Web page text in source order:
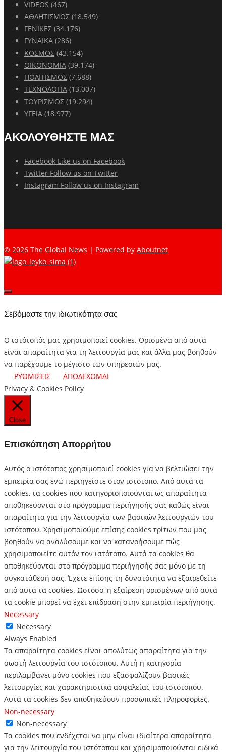
VIDEOS (467)
ΑΘΛΗΤΙΣΜΟΣ (18.549)
ΓΕΝΙΚΕΣ (34.176)
ΓΥΝΑΙΚΑ (286)
ΚΟΣΜΟΣ (43.154)
ΟΙΚΟΝΟΜΙΑ (39.174)
ΠΟΛΙΤΙΣΜΟΣ (7.688)
ΤΕΧΝΟΛΟΓΙΑ (13.007)
ΤΟΥΡΙΣΜΟΣ (19.294)
ΥΓΕΙΑ (18.977)
ΑΚΟΛΟΥΘΗΣΤΕ ΜΑΣ
Facebook Like us on Facebook
Twitter Follow us on Twitter
Instagram Follow us on Instagram
© 2026 The Global News | Powered by Aboutnet
Σεβόμαστε την ιδιωτικότητα σας
Ο ιστότοπός μας χρησιμοποιεί cookies. Ορισμένα από αυτά
είναι απαραίτητα για τη λειτουργία μας και άλλα μας βοηθούν
να παρέχουμε το μέγιστο των υπηρεσιών μας.
ΡΥΘΜΙΣΕΙΣ
ΑΠΟΔΕΧΟΜΑΙ
Privacy & Cookies Policy
Close
Επισκόπηση Απορρήτου
Αυτός ο ιστότοπος χρησιμοποιεί cookies για να βελτιώσει την
εμπειρία σας ενώ περιηγείστε στον ιστότοπο. Από αυτά τα
cookies, τα cookies που κατηγοριοποιούνται ως απαραίτητα
αποθηκεύονται στο πρόγραμμα περιήγησής σας καθώς είναι
απαραίτητα για την λειτουργία των βασικών λειτουργιών του
ιστότοπου. Χρησιμοποιούμε επίσης cookies τρίτων που μας
βοηθούν να αναλύσουμε και να κατανοήσουμε πώς
χρησιμοποιείτε αυτόν τον ιστότοπο. Αυτά τα cookies θα
αποθηκεύονται στο πρόγραμμα περιήγησής σας μόνο με τη
συγκατάθεσή σας. Έχετε επίσης τη δυνατότητα να εξαιρεθείτε
από αυτά τα cookies. Ωστόσο, η εξαίρεση ορισμένων από αυτά
τα cookie μπορεί να έχει επίδραση στην εμπειρία περιήγησης.
Necessary
Necessary
Always Enabled
Τα απαραίτητα cookies είναι απολύτως απαραίτητα για την
σωστή λειτουργία του ιστότοπου. Αυτή η κατηγορία
περιλαμβάνει μόνο cookies που εξασφαλίζουν βασικές
λειτουργίες και χαρακτηριστικά ασφαλείας του ιστότοπου.
Αυτά τα cookies δεν αποθηκεύουν προσωπικές πληροφορίες.
Non-necessary
Non-necessary
Τα cookies που ενδέχεται να μην είναι ιδιαίτερα απαραίτητα
για την λειτουργία του ιστότοπου και χρησιμοποιούνται ειδικά